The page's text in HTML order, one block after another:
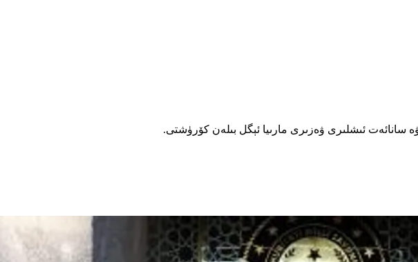
سانائەت ئىشلىرى ۋەزىرى مارىيا ئېگل بىلەن كۆرۈشتى.